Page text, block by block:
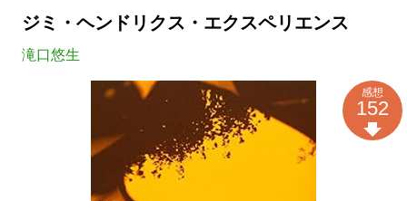
ジミ・ヘンドリクス・エクスペリエンス
滝口悠生
感想
152